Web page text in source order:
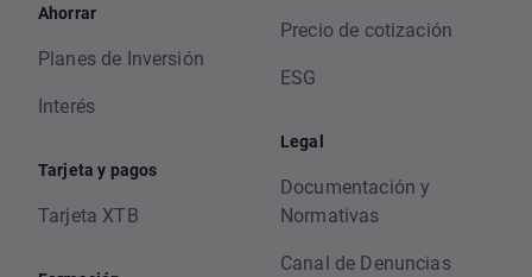
Ahorrar
Planes de Inversión
Interés
Tarjeta y pagos
Tarjeta XTB
Precio de cotización
ESG
Legal
Documentación y
Normativas
Canal de Denuncias